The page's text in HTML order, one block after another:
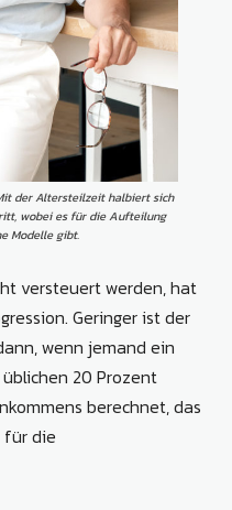
der Altersteilzeit halbiert sich
wobei es für die Aufteilung
Modelle gibt.
versteuert werden, hat
Geringer ist der
wenn jemand ein
20 Prozent
berechnet, das
für die